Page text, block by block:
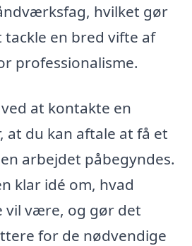
hvilket gør
tackle en bred vifte af
professionalisme.
at kontakte en
at du kan aftale at få et
arbejdet påbegyndes.
klar idé om, hvad
vil være, og gør det
for de nødvendige